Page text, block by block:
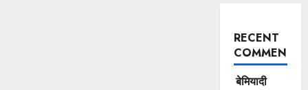
RECENT
COMMENTS
बेमियादी